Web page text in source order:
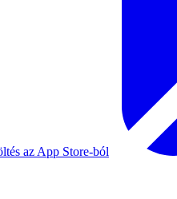
az App Store-ból